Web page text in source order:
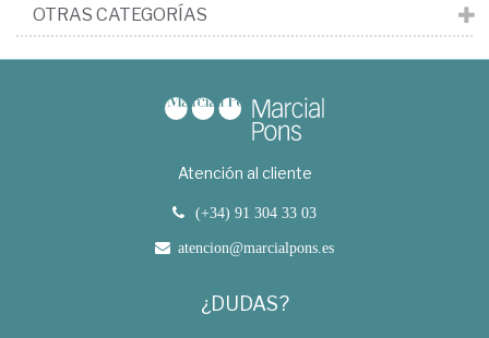
OTRAS CATEGORÍAS
Atención al cliente
(+34) 91 304 33 03
atencion@marcialpons.es
¿DUDAS?